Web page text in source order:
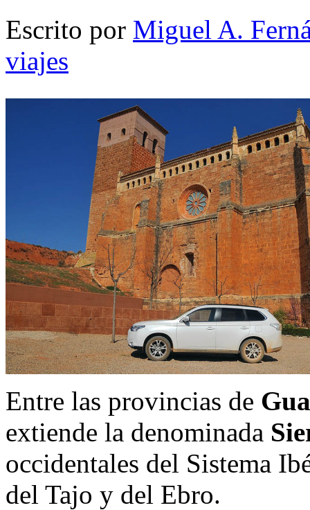
Escrito por Miguel A.
viajes
Entre las provincias de
extiende la denominada
occidentales del Sistema
del Tajo y del Ebro.